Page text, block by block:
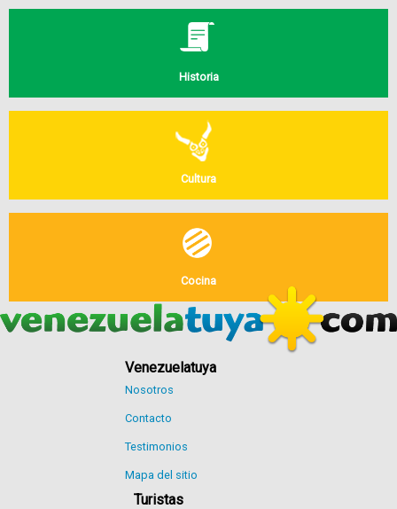
Historia
Cultura
Cocina
Venezuelatuya
Nosotros
Contacto
Testimonios
Mapa del sitio
Turistas